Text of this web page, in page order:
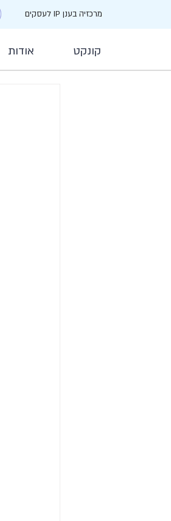
מרכזיה בענן IP לעסקים
קונקט אודות